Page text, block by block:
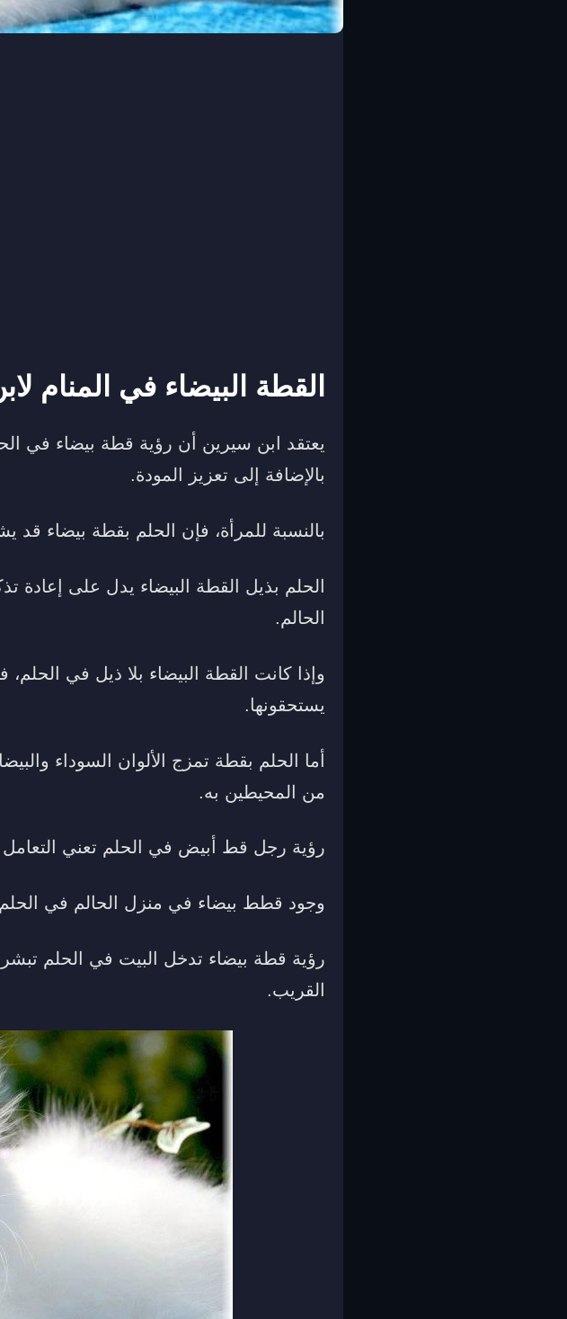
القطة البيضاء في المنام
يعتقد ابن سيرين أن رؤية قطة بيضاء في
بالإضافة إلى تعزيز المودة.
بالنسبة للمرأة، فإن الحلم بقطة بيضاء قد
الحلم بذيل القطة البيضاء يدل على
الحالم.
وإذا كانت القطة البيضاء بلا ذيل في
يستحقونها.
أما الحلم بقطة تمزج الألوان السوداء
من المحيطين به.
رؤية رجل قط أبيض في الحلم تعني التعامل
وجود قطط بيضاء في منزل الحالم في
رؤية قطة بيضاء تدخل البيت في الحلم تبشر
القريب.